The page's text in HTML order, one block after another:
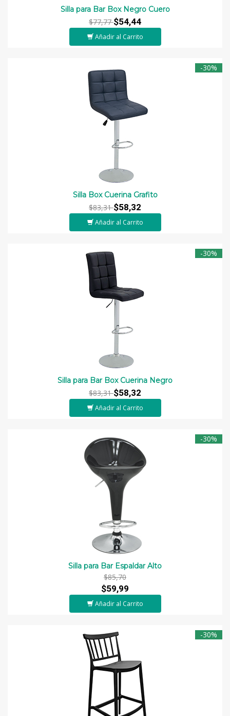
Silla para Bar Box Negro Cuero
$77,77$54,44
Añadir al Carrito
-30%
Silla Box Cuerina Grafito
$83,31$58,32
Añadir al Carrito
-30%
Silla para Bar Box Cuerina Negro
$83,31$58,32
Añadir al Carrito
-30%
Silla para Bar Espaldar Alto
$85,70
$59,99
Añadir al Carrito
-30%